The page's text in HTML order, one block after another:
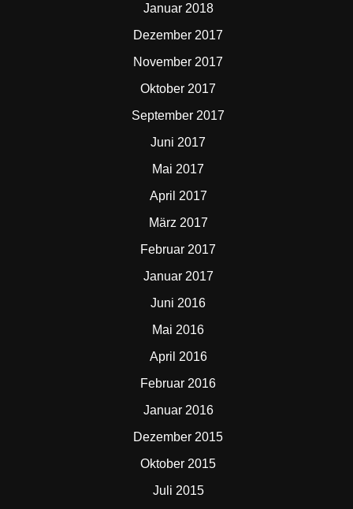
Januar 2018
Dezember 2017
November 2017
Oktober 2017
September 2017
Juni 2017
Mai 2017
April 2017
März 2017
Februar 2017
Januar 2017
Juni 2016
Mai 2016
April 2016
Februar 2016
Januar 2016
Dezember 2015
Oktober 2015
Juli 2015